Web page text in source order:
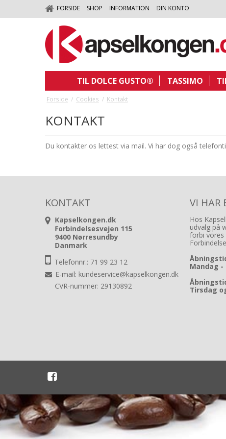
FORSIDE SHOP INFORMATION DIN KONTO
TIL DOLCE GUSTO® TASSIMO
Forside / Cookies / Kontakt
KONTAKT
Du kontakter os lettest via mail. Vi har dog også
KONTAKT
Kapselkongen.dk
Forbindelsesvejen 115
9400 Nørresundby
Danmark
Telefonnr.: 71 99 23 12
E-mail: kundeservice@kapselkongen.dk
CVR-nummer: 29130892
VI HAR
Hos
udvalg på
forbi vores
Mandag -
Tirsdag